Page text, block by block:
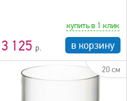
3 125
купить в 1 клик
в корзину
20 см